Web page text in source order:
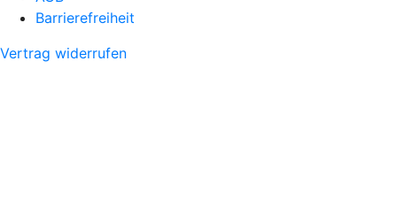
Barrierefreiheit
Vertrag widerrufen